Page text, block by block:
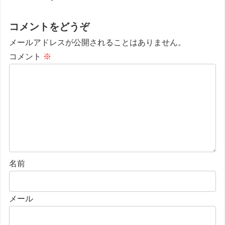
コメントをどうぞ
メールアドレスが公開されることはありません。
コメント ※
名前
メール